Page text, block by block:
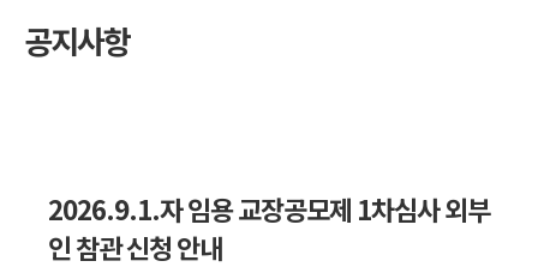
공지사항
2026.9.1.자 임용 교장공모제 1차심사 외부
인 참관 신청 안내